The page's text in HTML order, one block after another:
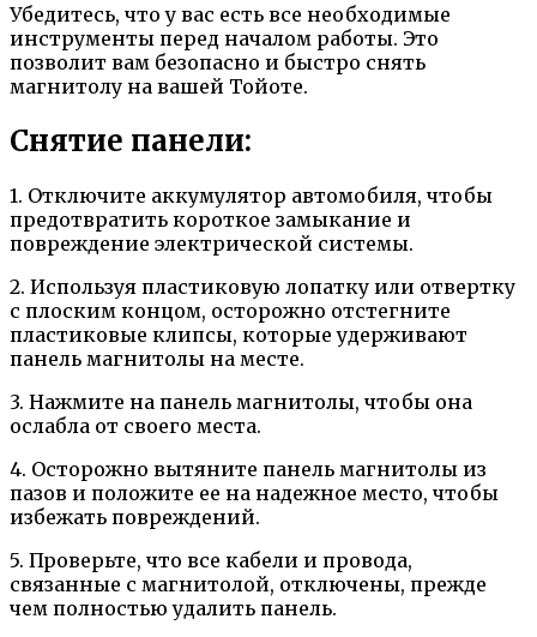
Убедитесь, что у вас есть все необходимые
инструменты перед началом работы. Это
позволит вам безопасно и быстро снять
магнитолу на вашей Тойоте.
Снятие панели:
1. Отключите аккумулятор автомобиля, чтобы
предотвратить короткое замыкание и
повреждение электрической системы.
2. Используя пластиковую лопатку или отвертку
с плоским концом, осторожно отстегните
пластиковые клипсы, которые удерживают
панель магнитолы на месте.
3. Нажмите на панель магнитолы, чтобы она
ослабла от своего места.
4. Осторожно вытяните панель магнитолы из
пазов и положите ее на надежное место, чтобы
избежать повреждений.
5. Проверьте, что все кабели и провода,
связанные с магнитолой, отключены, прежде
чем полностью удалить панель.